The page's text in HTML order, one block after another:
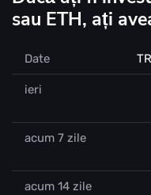
sau ETH, ați
Date
ieri
acum 7 zile
acum 14 zile